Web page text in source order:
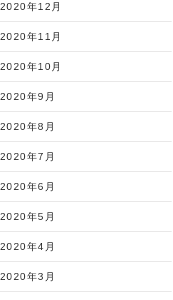
2020年12月
2020年11月
2020年10月
2020年9月
2020年8月
2020年7月
2020年6月
2020年5月
2020年4月
2020年3月